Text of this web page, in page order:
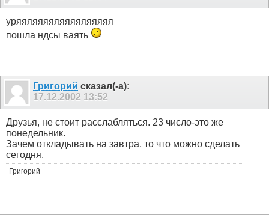
уряяяяяяяяяяяяяяяяяя
пошла ндсы ваять
Григорий сказал(-а):
17.12.2002 13:52
Друзья, не стоит расслабляться. 23 число-это же
понедельник.
Зачем откладывать на завтра, то что можно сделать
сегодня.
Григорий